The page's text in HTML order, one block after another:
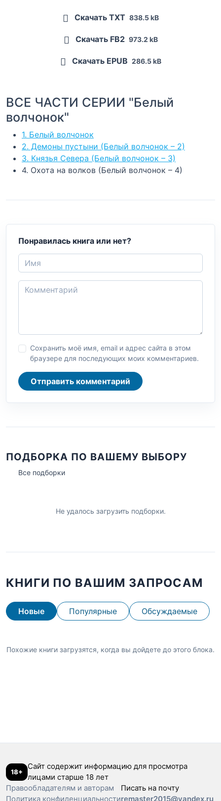
Скачать TXT 838.5 kB
Скачать FB2 973.2 kB
Скачать EPUB 286.5 kB
ВСЕ ЧАСТИ СЕРИИ "Белый
волчонок"
1. Белый волчонок
2. Демоны пустыни (Белый волчонок – 2)
3. Князья Севера (Белый волчонок – 3)
4. Охота на волков (Белый волчонок – 4)
Понравилась книга или нет?
Сохранить моё имя, email и адрес сайта в этом
браузере для последующих моих комментариев.
Отправить комментарий
ПОДБОРКА ПО ВАШЕМУ ВЫБОРУ
Все подборки
Не удалось загрузить подборки.
КНИГИ ПО ВАШИМ ЗАПРОСАМ
Новые Популярные Обсуждаемые
Похожие книги загрузятся, когда вы дойдете до этого блока.
18+
Сайт содержит информацию для просмотра
лицами старше 18 лет
Правообладателям и авторам
Политика конфиденциальности
Писать на почту
remaster2015@yandex.ru